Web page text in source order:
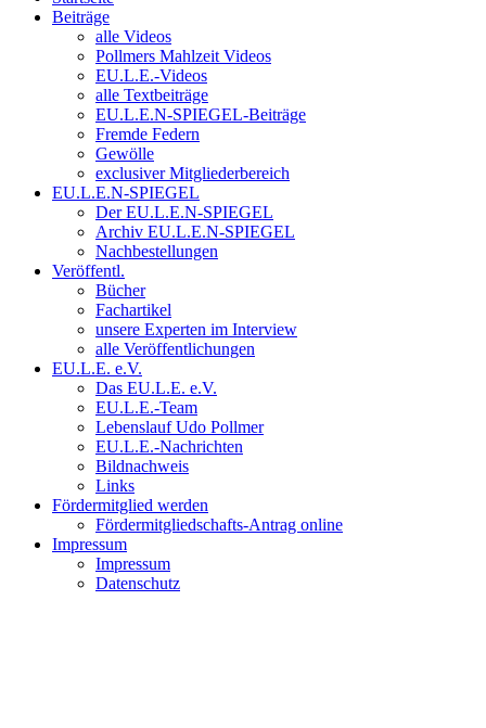
Beiträge
alle Videos
Pollmers Mahlzeit Videos
EU.L.E.-Videos
alle Textbeiträge
EU.L.E.N-SPIEGEL-Beiträge
Fremde Federn
Gewölle
exclusiver Mitgliederbereich
EU.L.E.N-SPIEGEL
Der EU.L.E.N-SPIEGEL
Archiv EU.L.E.N-SPIEGEL
Nachbestellungen
Veröffentl.
Bücher
Fachartikel
unsere Experten im Interview
alle Veröffentlichungen
EU.L.E. e.V.
Das EU.L.E. e.V.
EU.L.E.-Team
Lebenslauf Udo Pollmer
EU.L.E.-Nachrichten
Bildnachweis
Links
Fördermitglied werden
Fördermitgliedschafts-Antrag online
Impressum
Impressum
Datenschutz